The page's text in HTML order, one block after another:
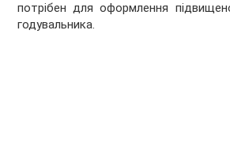
потрібен для оформлення
годувальника.